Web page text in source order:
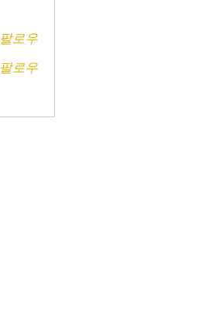
팔로우
팔로우